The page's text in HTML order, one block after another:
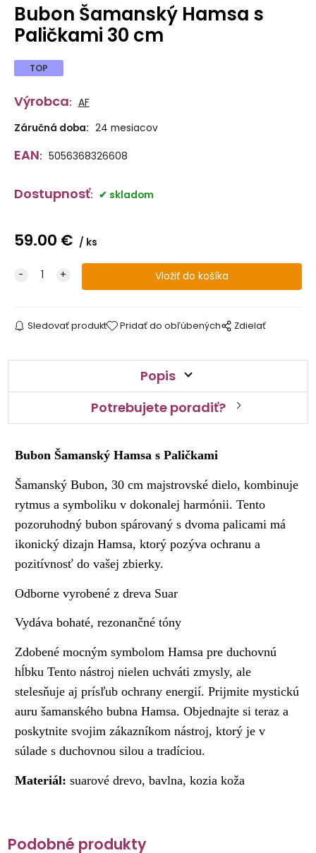
Bubon Šamanský Hamsa s
Paličkami 30 cm
TOP
Výrobca: AF
Záručná doba: 24 mesiacov
EAN: 5056368326608
Dostupnosť: skladom
59.00 € ks
Sledovať produkt Pridať do obľúbených Zdielať
Popis
Potrebujete poradiť?
Bubon Šamanský Hamsa s Paličkami
Šamanský Bubon, 30 cm majstrovské dielo, kombinuje
rytmus a symboliku v dokonalej harmónii. Tento
pozoruhodný bubon spárovaný s dvoma palicami má
ikonický dizajn Hamsa, ktorý pozýva ochranu a
pozitívnosť do vašej zbierky.
Odborne vyrobené z dreva Suar
Vydáva bohaté, rezonančné tóny
Zdobené mocným symbolom Hamsa pre duchovnú
hĺbku Tento nástroj nielen uchváti zmysly, ale
stelesňuje aj prísľub ochrany energií. Prijmite mystickú
auru šamanského bubna Hamsa. Objednajte si teraz a
poskytnite svojim zákazníkom nástroj, ktorý je v
súlade s duchovnou silou a tradíciou.
Materiál:suarové drevo, bavlna, kozia koža
Podobné produkty